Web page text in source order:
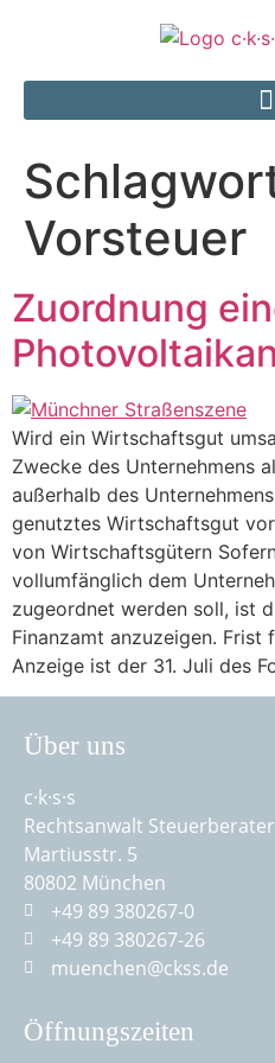
Vorsteuer
Zuordnung
Wird ein Wirtschaftsgut
Zwecke des Unternehmens
außerhalb des
genutztes Wirtschaftsgut
von Wirtschaftsgütern
vollumfänglich dem
zugeordnet werden soll, ist
Finanzamt anzuzeigen. Frist
Anzeige ist der 31. Juli des
Über uns
c·k·s·s
Rechtsanwalt Steuerberater
Martiusstr. 5
80802 München
+49 89 380267-0
+49 89 380267-26
muenchen@ckss.de
Öffnungszeiten